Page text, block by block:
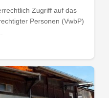
Zugriff auf das
Personen (VwbP)